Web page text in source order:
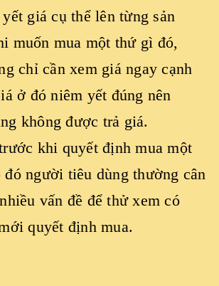
giá cụ thể lên từng sản
muốn mua một thứ gì đó,
chỉ cần xem giá ngay cạnh
ở đó niêm yết đúng nên
không được trả giá.
khi quyết định mua một
đó người tiêu dùng thường cân
vấn đề để thử xem có
quyết định mua.